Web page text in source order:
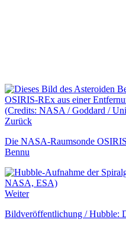
Zurück
Die NASA-Raumsonde
Bennu
Weiter
Bildveröffentlichung / Hubble: